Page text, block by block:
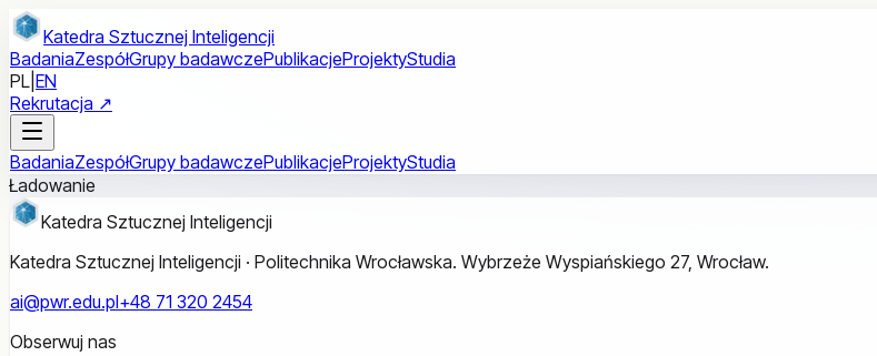
Przejdź do treści głównej
Katedra Sztucznej Inteligencji
BadaniaZespółGrupy badawczePublikacjeProjektyStudia
PL EN
Rekrutacja ↗
BadaniaZespółGrupy badawczePublikacjeProjektyStudia
Ładowanie
Katedra Sztucznej Inteligencji
Katedra Sztucznej Inteligencji · Politechnika Wrocławska. Wybrzeże Wyspiańskiego 27, Wrocław.
ai@pwr.edu.pl+48 71 320 2454
Obserwuj nas